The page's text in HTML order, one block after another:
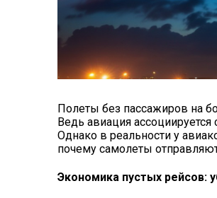
Полеты без пассажиров на
Ведь авиация
Однако в реальности у
почему самолеты
Экономика пустых рейсов: